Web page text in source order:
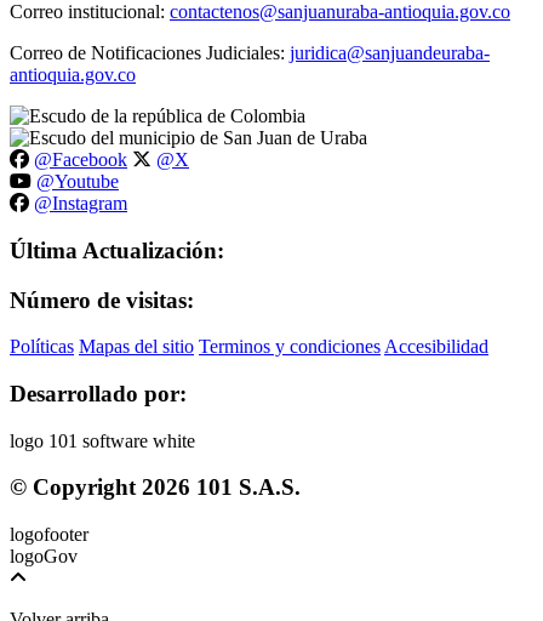
Correo institucional: contactenos@sanjuanuraba-antioquia.gov.co
Correo de Notificaciones Judiciales: juridica@sanjuandeuraba-
antioquia.gov.co
@Facebook
@X
@Youtube
@Instagram
Última Actualización:
Número de visitas:
Políticas Mapas del sitio Terminos y condiciones Accesibilidad
Desarrollado por:
© Copyright2026 101 S.A.S.